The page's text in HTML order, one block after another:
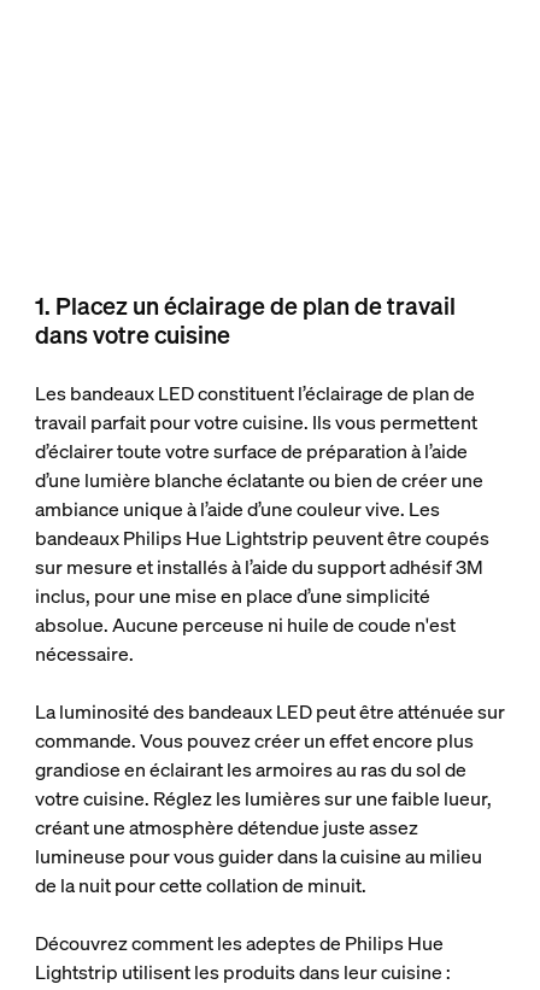
1. Placez un éclairage de plan de travail
dans votre cuisine
Les bandeaux LED constituent l’éclairage de plan de
travail parfait pour votre cuisine. Ils vous permettent
d’éclairer toute votre surface de préparation à l’aide
d’une lumière blanche éclatante ou bien de créer une
ambiance unique à l’aide d’une couleur vive. Les
bandeaux Philips Hue Lightstrip peuvent être coupés
sur mesure et installés à l’aide du support adhésif 3M
inclus, pour une mise en place d’une simplicité
absolue. Aucune perceuse ni huile de coude n'est
nécessaire.
La luminosité des bandeaux LED peut être atténuée sur
commande. Vous pouvez créer un effet encore plus
grandiose en éclairant les armoires au ras du sol de
votre cuisine. Réglez les lumières sur une faible lueur,
créant une atmosphère détendue juste assez
lumineuse pour vous guider dans la cuisine au milieu
de la nuit pour cette collation de minuit.
Découvrez comment les adeptes de Philips Hue
Lightstrip utilisent les produits dans leur cuisine :